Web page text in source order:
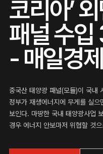
코리아’
패널 수
- 매일경제
중국산 태양광 패널(모듈)이 국내
정부가 재생에너지에 무게를 실
보인다. 마땅한 국내 태양광사업
경우 에너지 안보마저 위협할 것